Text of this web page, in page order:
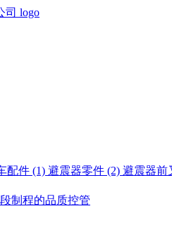
配件 (1) 避震器零件 (2) 避震器前
制程的品质控管